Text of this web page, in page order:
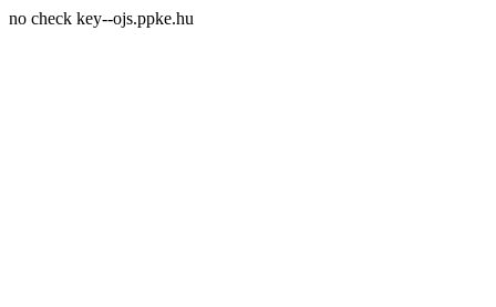
no check key--ojs.ppke.hu